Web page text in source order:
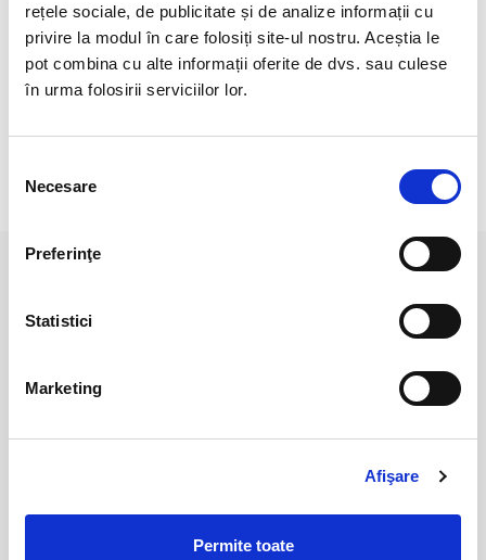
rețele sociale, de publicitate și de analize informații cu
privire la modul în care folosiți site-ul nostru. Aceștia le
pot combina cu alte informații oferite de dvs. sau culese
în urma folosirii serviciilor lor.
consimțământului
Necesare
Preferinţe
Statistici
Marketing
Afişare
Permite toate
RECENZII CLIENTI
Nu sunt opinii despre acest produs.
SPUNE-ŢI OPINIA
Autentifică-tesauÎnregistrează un cont noupentru a putea